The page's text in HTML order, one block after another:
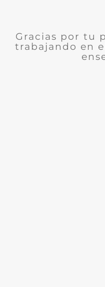
Gracias por tu
trabajando en